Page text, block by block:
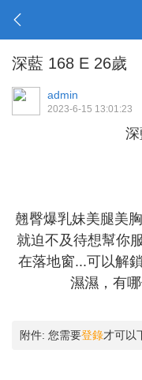
深藍 168 E 26歲
admin
2023-6-15 13:01:23
翹臀爆乳妹美腿美
就迫不及待想幫你
在落地窗...可以解
濕濕，有
附件: 您需要登錄才可以